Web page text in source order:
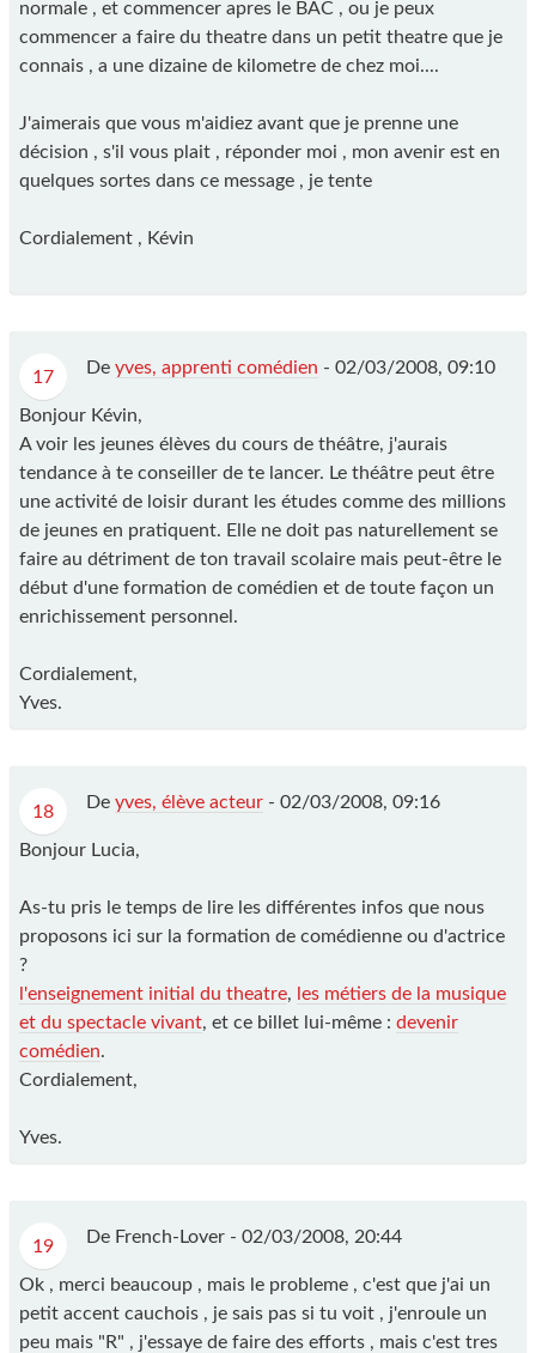
normale , et commencer apres le BAC , ou je peux
commencer a faire du theatre dans un petit theatre que je
connais , a une dizaine de kilometre de chez moi....
J'aimerais que vous m'aidiez avant que je prenne une
décision , s'il vous plait , réponder moi , mon avenir est en
quelques sortes dans ce message , je tente
Cordialement , Kévin
17 De yves, apprenti comédien - 02/03/2008, 09:10
Bonjour Kévin,
A voir les jeunes élèves du cours de théâtre, j'aurais
tendance à te conseiller de te lancer. Le théâtre peut être
une activité de loisir durant les études comme des millions
de jeunes en pratiquent. Elle ne doit pas naturellement se
faire au détriment de ton travail scolaire mais peut-être le
début d'une formation de comédien et de toute façon un
enrichissement personnel.
Cordialement,
Yves.
18 De yves, élève acteur - 02/03/2008, 09:16
Bonjour Lucia,
As-tu pris le temps de lire les différentes infos que nous
proposons ici sur la formation de comédienne ou d'actrice
?
l'enseignement initial du theatre, les métiers de la musique
et du spectacle vivant, et ce billet lui-même : devenir
comédien.
Cordialement,
Yves.
19 De French-Lover - 02/03/2008, 20:44
Ok , merci beaucoup , mais le probleme , c'est que j'ai un
petit accent cauchois , je sais pas si tu voit , j'enroule un
peu mais "R" , j'essaye de faire des efforts , mais c'est tres